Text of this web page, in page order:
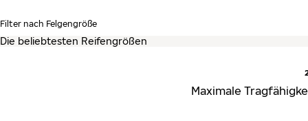
Filter nach Felgengröße
Maximale